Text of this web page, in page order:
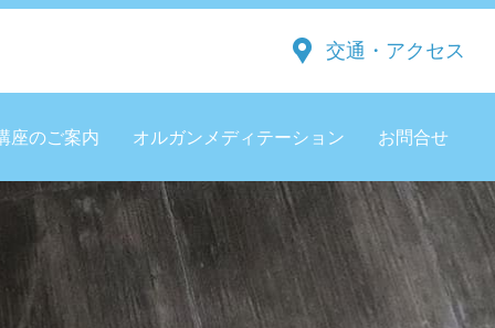
交通・アクセス
座のご案内 オルガンメディテーション お問合せ